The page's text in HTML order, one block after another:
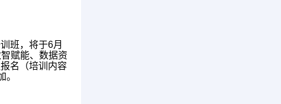
班，将于6月
赋能、数据资
名（培训内容